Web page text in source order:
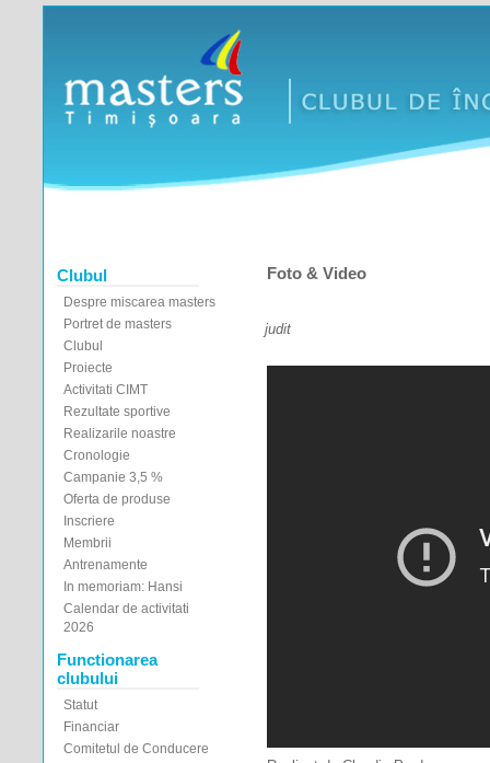
Foto & Video
judit
Clubul
Despre miscarea masters
Portret de masters
Clubul
Proiecte
Activitati CIMT
Rezultate sportive
Realizarile noastre
Cronologie
Campanie 3,5 %
Oferta de produse
Inscriere
Membrii
Antrenamente
In memoriam: Hansi
Calendar de activitati
2026
Functionarea
clubului
Statut
Financiar
Comitetul de Conducere